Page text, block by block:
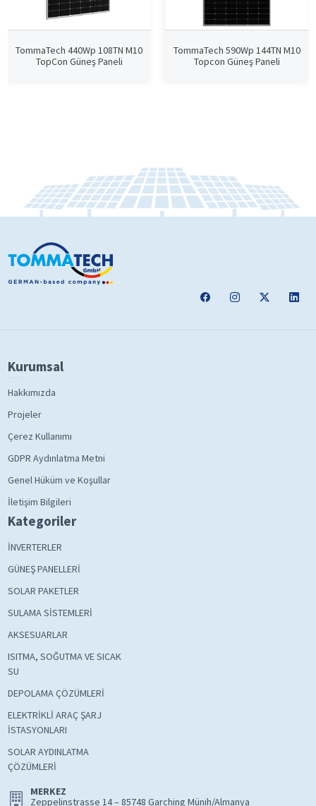
TommaTech 440Wp 108TN M10
TopCon Güneş Paneli
TommaTech 590Wp 144TN M10
Topcon Güneş Paneli
Kurumsal
Hakkımızda
Projeler
Çerez Kullanımı
GDPR Aydınlatma Metni
Genel Hüküm ve Koşullar
İletişim Bilgileri
Kategoriler
İNVERTERLER
GÜNEŞ PANELLERİ
SOLAR PAKETLER
SULAMA SİSTEMLERİ
AKSESUARLAR
ISITMA, SOĞUTMA VE SICAK
SU
DEPOLAMA ÇÖZÜMLERİ
ELEKTRİKLİ ARAÇ ŞARJ
İSTASYONLARI
SOLAR AYDINLATMA
ÇÖZÜMLERİ
MERKEZ
Zeppelinstrasse 14 – 85748 Garching Münih/Almanya